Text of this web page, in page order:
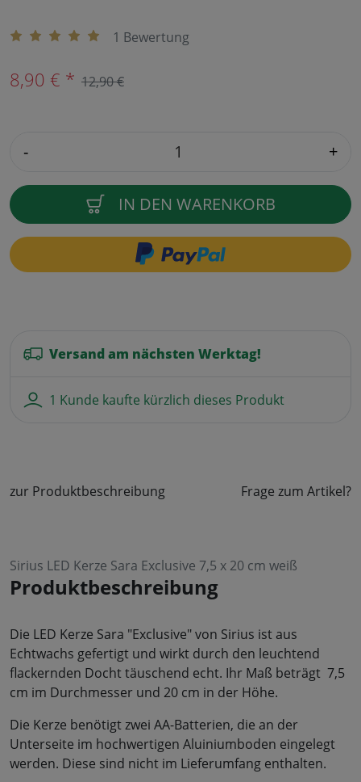
1 Bewertung
8,90 € * 12,90 €
- +
IN DEN WARENKORB
Versand am nächsten Werktag!
1 Kunde kaufte kürzlich dieses Produkt
zur Produktbeschreibung Frage zum Artikel?
Sirius LED Kerze Sara Exclusive 7,5 x 20 cm weiß
Produktbeschreibung
Die LED Kerze Sara "Exclusive" von Sirius ist aus
Echtwachs gefertigt und wirkt durch den leuchtend
flackernden Docht täuschend echt. Ihr Maß beträgt 7,5
cm im Durchmesser und 20 cm in der Höhe.
Die Kerze benötigt zwei AA-Batterien, die an der
Unterseite im hochwertigen Aluiniumboden eingelegt
werden. Diese sind nicht im Lieferumfang enthalten.